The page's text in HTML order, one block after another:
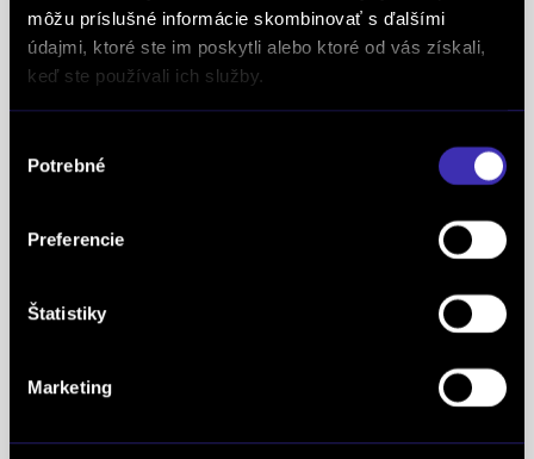
môžu príslušné informácie skombinovať s ďalšími
údajmi, ktoré ste im poskytli alebo ktoré od vás získali,
keď ste používali ich služby.
súhlasu
Potrebné
Preferencie
Štatistiky
Marketing
Predajcovia
Panták Ľubomír
mob.: +421 917 590 568